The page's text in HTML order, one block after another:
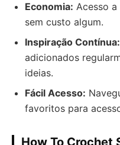
Economia: Acesso
sem custo algum.
Inspiração Contínua:
adicionados
ideias.
Fácil Acesso:
favoritos para
How To Crochet